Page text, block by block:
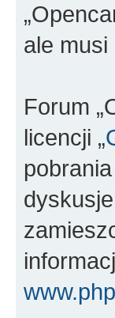
ale
Forum
licencji „